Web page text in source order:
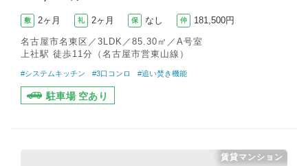
敷 2ヶ月 礼 2ヶ月 保 なし 仲 181,500円
名古屋市名東区／3LDK／85.30㎡／A号室
上社駅 徒歩11分（名古屋市営東山線）
#システムキッチン #3口コンロ #追い焚き機能
駐車場 空あり
賃貸マンション